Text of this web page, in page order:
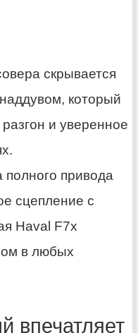
скрывается
который
и уверенное
полного привода
сцепление с
Haval F7x
в любых
впечатляет